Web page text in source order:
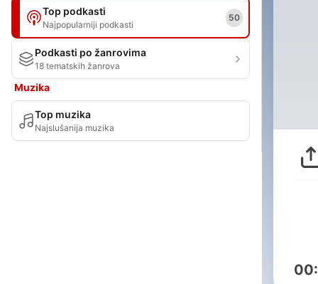
Top podkasti
Najpopularniji podkasti
50
Podkasti po žanrovima
18 tematskih žanrova
Muzika
Top muzika
Najslušanija muzika